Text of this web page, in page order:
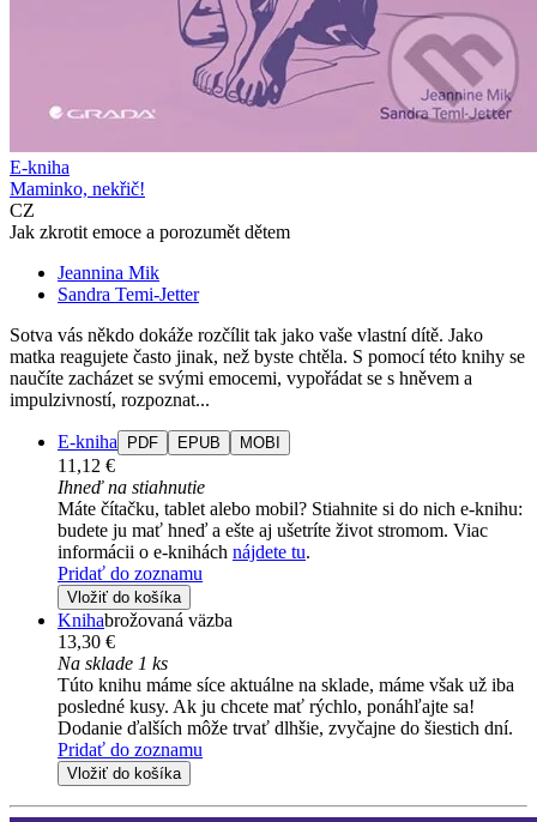
E-kniha
Maminko, nekřič!
CZ
Jak zkrotit emoce a porozumět dětem
Jeannina Mik
Sandra Temi-Jetter
Sotva vás někdo dokáže rozčílit tak jako vaše vlastní dítě. Jako
matka reagujete často jinak, než byste chtěla. S pomocí této knihy se
naučíte zacházet se svými emocemi, vypořádat se s hněvem a
impulzivností, rozpoznat...
E-kniha PDF EPUB MOBI
11,12 €
Ihneď na stiahnutie
Máte čítačku, tablet alebo mobil? Stiahnite si do nich e-knihu:
budete ju mať hneď a ešte aj ušetríte život stromom. Viac
informácii o e-knihách nájdete tu.
Pridať do zoznamu
Vložiť do košíka
Knihabrožovaná väzba
13,30 €
Na sklade 1 ks
Túto knihu máme síce aktuálne na sklade, máme však už iba
posledné kusy. Ak ju chcete mať rýchlo, ponáhľajte sa!
Dodanie ďalších môže trvať dlhšie, zvyčajne do šiestich dní.
Pridať do zoznamu
Vložiť do košíka